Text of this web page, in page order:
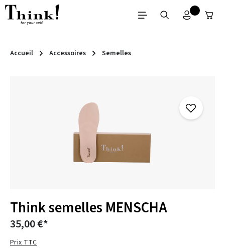
Passer au contenu principal
Accueil Accessoires Semelles
Think semelles MENSCHA
35,00 €*
Prix TTC